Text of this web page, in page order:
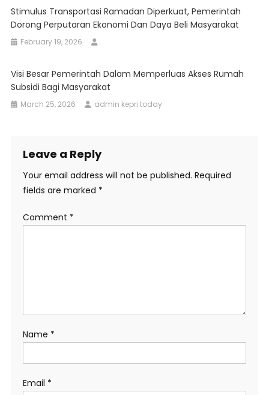
Stimulus Transportasi Ramadan Diperkuat, Pemerintah
Dorong Perputaran Ekonomi Dan Daya Beli Masyarakat
February 19, 2026
Visi Besar Pemerintah Dalam Memperluas Akses Rumah
Subsidi Bagi Masyarakat
March 25, 2026 admin kepri today
Leave a Reply
Your email address will not be published. Required
fields are marked *
Comment *
Name *
Email *